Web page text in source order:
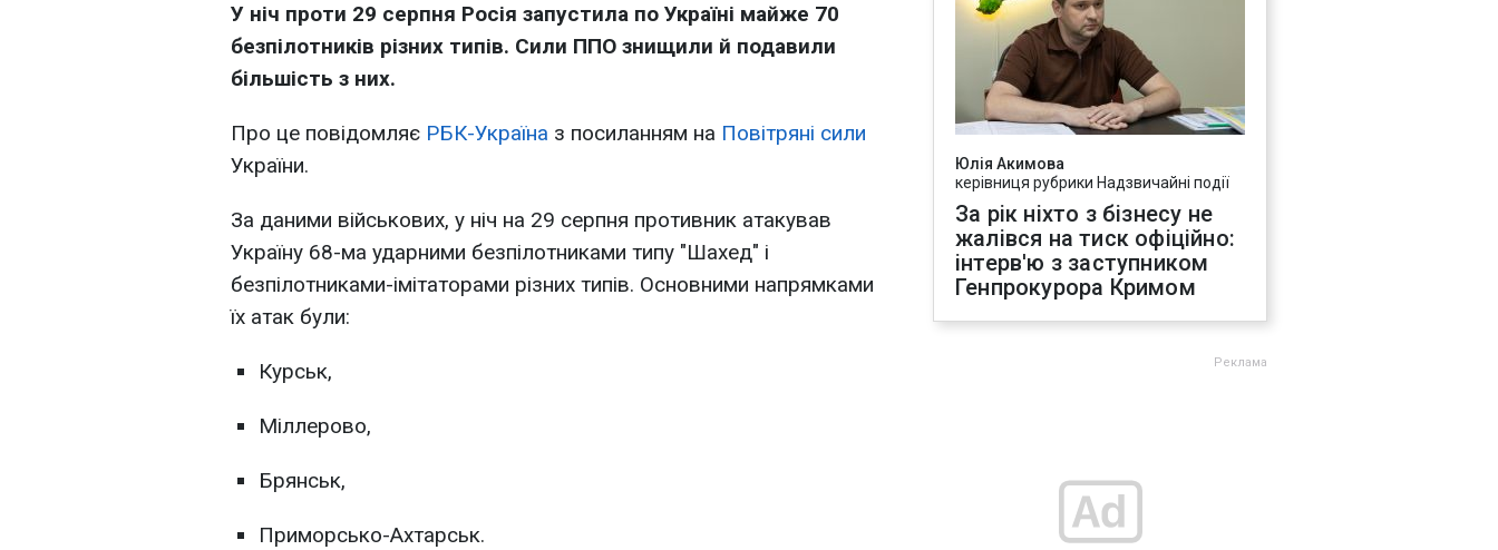
У ніч проти 29 серпня Росія запустила по Україні майже 70
безпілотників різних типів. Сили ППО знищили й подавили
більшість з них.
Про це повідомляє РБК-Україна з посиланням на Повітряні сили
України.
За даними військових, у ніч на 29 серпня противник атакував
Україну 68-ма ударними безпілотниками типу "Шахед" і
безпілотниками-імітаторами різних типів. Основними напрямками
їх атак були:
Курськ,
Міллерово,
Брянськ,
Приморсько-Ахтарськ.
Юлія Акимова
керівниця рубрики Надзвичайні події
За рік ніхто з бізнесу не
жалівся на тиск офіційно:
інтерв'ю з заступником
Генпрокурора Кримом